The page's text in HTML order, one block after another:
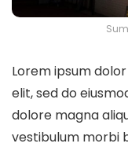
Lorem ipsum
elit, sed do
dolore magna
vestibulum morbi